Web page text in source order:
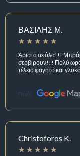
ΒΑΣΙΛΗΣ Μ.
Άριστα σε όλα!!!
σερβίρουν!!! Πολύ
τέλειο φαγητό και
Πηγή:
Christoforos K.